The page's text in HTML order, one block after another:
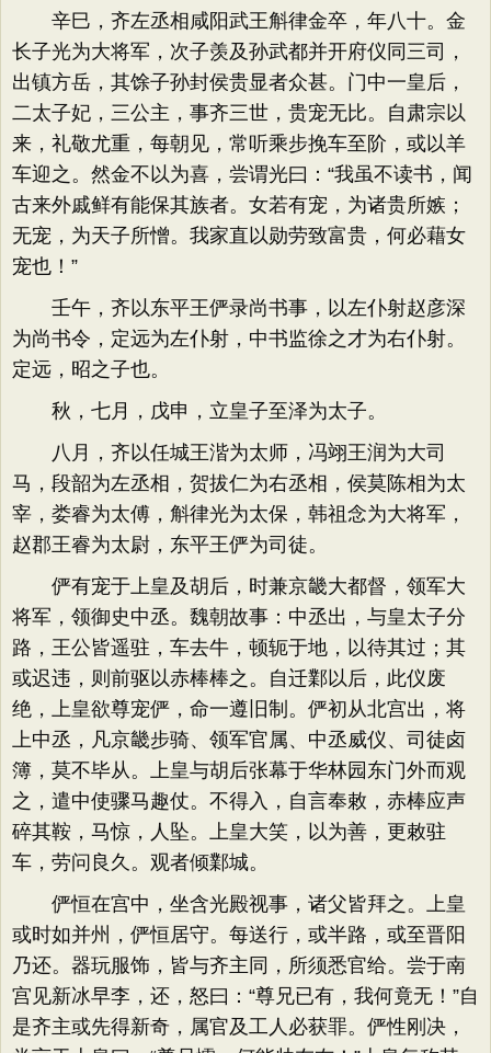
辛巳，齐左丞相咸阳武王斛律金卒，年八十。金
长子光为大将军，次子羡及孙武都并开府仪同三司，
出镇方岳，其馀子孙封侯贵显者众甚。门中一皇后，
二太子妃，三公主，事齐三世，贵宠无比。自肃宗以
来，礼敬尤重，每朝见，常听乘步挽车至阶，或以羊
车迎之。然金不以为喜，尝谓光曰：“我虽不读书，闻
古来外戚鲜有能保其族者。女若有宠，为诸贵所嫉；
无宠，为天子所憎。我家直以勋劳致富贵，何必藉女
宠也！”
壬午，齐以东平王俨录尚书事，以左仆射赵彦深
为尚书令，定远为左仆射，中书监徐之才为右仆射。
定远，昭之子也。
秋，七月，戊申，立皇子至泽为太子。
八月，齐以任城王湝为太师，冯翊王润为大司
马，段韶为左丞相，贺拔仁为右丞相，侯莫陈相为太
宰，娄睿为太傅，斛律光为太保，韩祖念为大将军，
赵郡王睿为太尉，东平王俨为司徒。
俨有宠于上皇及胡后，时兼京畿大都督，领军大
将军，领御史中丞。魏朝故事：中丞出，与皇太子分
路，王公皆遥驻，车去牛，顿轭于地，以待其过；其
或迟违，则前驱以赤棒棒之。自迁鄴以后，此仪废
绝，上皇欲尊宠俨，命一遵旧制。俨初从北宫出，将
上中丞，凡京畿步骑、领军官属、中丞威仪、司徒卤
簿，莫不毕从。上皇与胡后张幕于华林园东门外而观
之，遣中使骤马趣仗。不得入，自言奉敕，赤棒应声
碎其鞍，马惊，人坠。上皇大笑，以为善，更敕驻
车，劳问良久。观者倾鄴城。
俨恒在宫中，坐含光殿视事，诸父皆拜之。上皇
或时如并州，俨恒居守。每送行，或半路，或至晋阳
乃还。器玩服饰，皆与齐主同，所须悉官给。尝于南
宫见新冰早李，还，怒曰：“尊兄已有，我何竟无！”自
是齐主或先得新奇，属官及工人必获罪。俨性刚决，